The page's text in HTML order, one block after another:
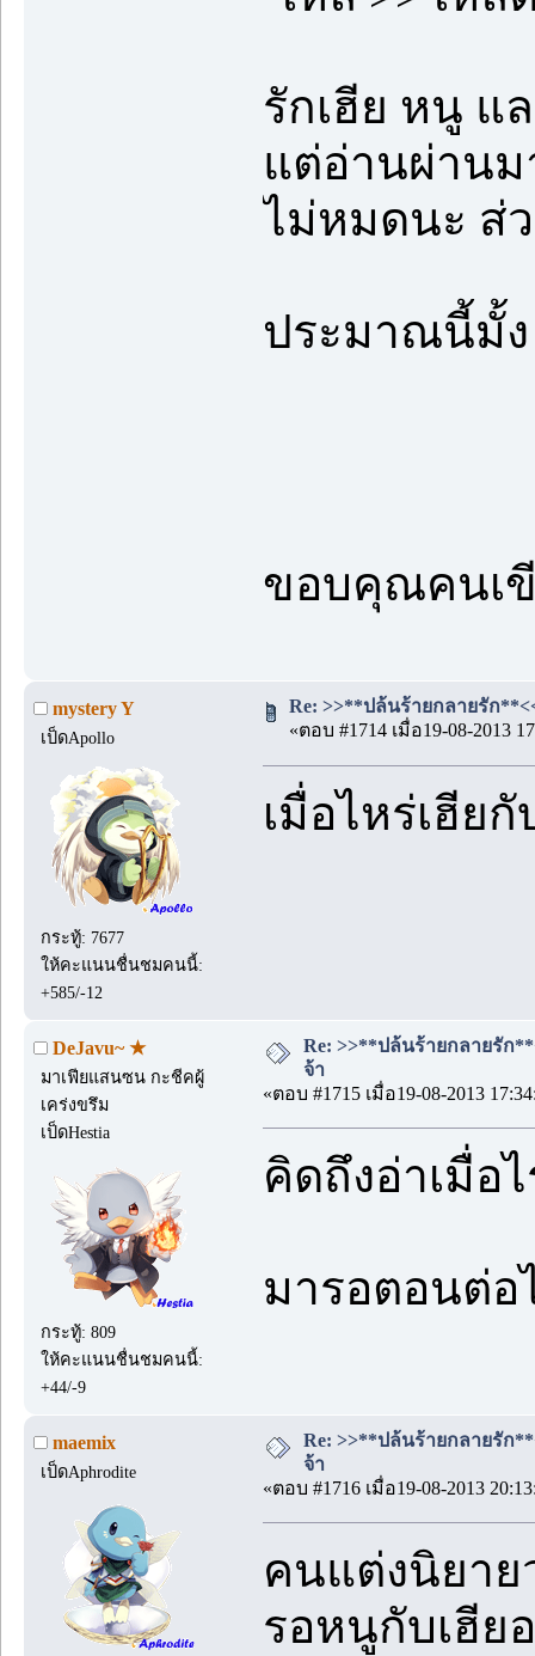
รักเฮีย หนู แ
แต่อ่านผ่านม
ไม่หมดนะ ส่ว
ประมาณนี้มั้
ขอบคุณคนเ
mystery Y
เป็ดApollo
กระทู้: 7677
ให้คะแนนชื่นชมคนนี้:
+585/-12
Re: >>**ปล้นร้ายกลายรัก
«ตอบ #1714 เมื่อ19-08-2013
เมื่อไหร่เฮีย
DeJavu~ ★
มาเฟียแสนซน กะชีคผู้
เคร่งขรึม
เป็ดHestia
กระทู้: 809
ให้คะแนนชื่นชมคนนี้:
+44/-9
Re: >>**ปล้นร้ายกลายรัก
จ้า
«ตอบ #1715 เมื่อ19-08-2013
คิดถึงอ่าเมื่อ
มารอตอนต่อ
maemix
เป็ดAphrodite
Re: >>**ปล้นร้ายกลายรัก
จ้า
«ตอบ #1716 เมื่อ19-08-2013
คนแต่งนิยาย
รอหนูกับเฮีย